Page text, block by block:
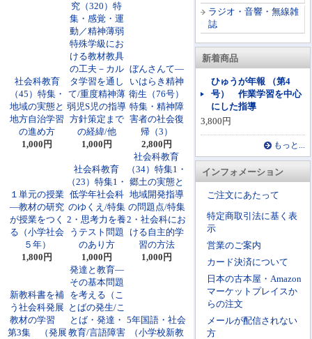
ラジオ・音響・無線雑
誌
新着商品
ひゅうが年報 （第4
号） 作業学習を中心
にした指導
3,800円
もっと...
インフォメーション
ご注文にあたって
特定商取引法に基く表
示
営業のご案内
カード決済について
日本の古本屋・Amazon
マーケットプレイスか
らの注文
メールが配信されない
方
社会科教育
（45）特集・
地域の実態と
地方自治学習
の進め方
1,000円
究（320）特
集・感覚・運
動／精神薄弱
特殊学級にお
ける教材教具
の工夫－カル
タ学習を通し
て/重度精神薄
弱児S児の指導
方針策定まで
の経緯/他
1,000円
ぼんさんて―
いはらき精神
衛生（76号）
特集・精神障
害者の社会復
帰（3）
2,800円
１単元の授業
―教材の研究
が授業をつく
る（小学社会
５年）
1,800円
社会科教育
（23）特集1・
低学年社会科
のゆくえ/特集
2・思考力を養
うテスト問題
のあり方
1,000円
社会科教育
（34）特集1・
郷土の実態と
地域開発指導
の問題点/特集
2・社会科にお
ける自主的学
習の方法
1,000円
新教科書を補
う社会科発展
教材の学習
第3集 （発展
発達と教育―
その基本問題
を考える（こ
とばの発生/こ
とば・発達・
教育/言語障害
5年国語・社会
（小学校新教